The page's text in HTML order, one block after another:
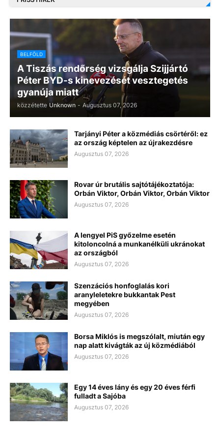
BELFÖLD
A Tiszás rendőrség vizsgálja Szijjártó
Péter BYD-s kinevezését vesztegetés
gyanúja miatt
közzétette Unknown - Augusztus 07, 2026
Tarjányi Péter a közmédiás csörtéről: ez
az ország képtelen az újrakezdésre
Augusztus 07, 2026
Rovar úr brutális sajtótájékoztatója:
Orbán Viktor, Orbán Viktor, Orbán Viktor
Augusztus 07, 2026
A lengyel PiS győzelme esetén
kitoloncolná a munkanélküli ukránokat
az országból
Augusztus 07, 2026
Szenzációs honfoglalás kori
aranyleletekre bukkantak Pest
megyében
Augusztus 07, 2026
Borsa Miklós is megszólalt, miután egy
nap alatt kivágták az új közmédiából
Augusztus 07, 2026
Egy 14 éves lány és egy 20 éves férfi
fulladt a Sajóba
Augusztus 07, 2026